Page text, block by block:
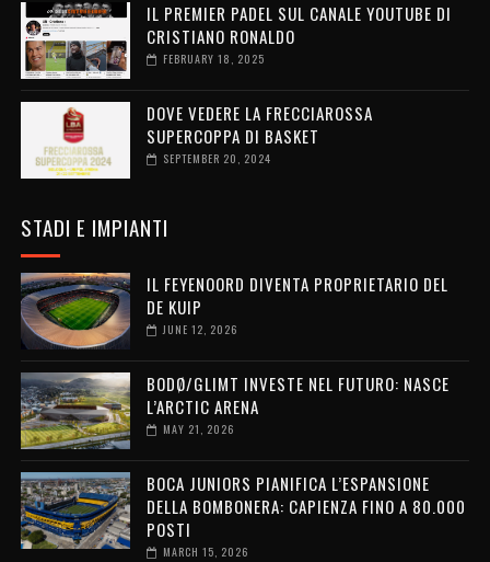
IL PREMIER PADEL SUL CANALE YOUTUBE DI
CRISTIANO RONALDO
FEBRUARY 18, 2025
DOVE VEDERE LA FRECCIAROSSA
SUPERCOPPA DI BASKET
SEPTEMBER 20, 2024
STADI E IMPIANTI
IL FEYENOORD DIVENTA PROPRIETARIO DEL
DE KUIP
JUNE 12, 2026
BODØ/GLIMT INVESTE NEL FUTURO: NASCE
L’ARCTIC ARENA
MAY 21, 2026
BOCA JUNIORS PIANIFICA L’ESPANSIONE
DELLA BOMBONERA: CAPIENZA FINO A 80.000
POSTI
MARCH 15, 2026